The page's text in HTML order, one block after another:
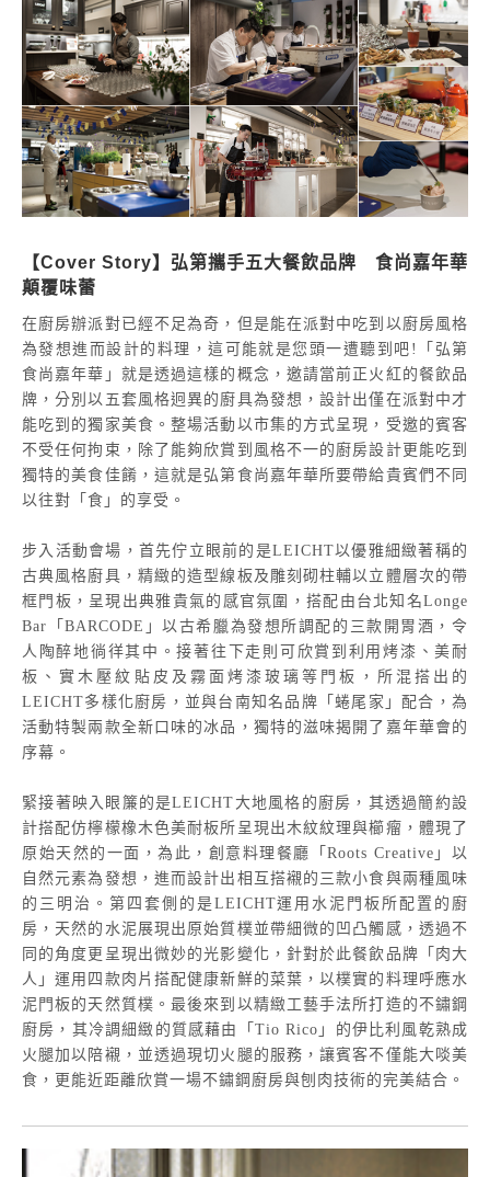
【Cover Story】弘第攜手五大餐飲品牌 食尚嘉年華
顛覆味蕾
在廚房辦派對已經不足為奇，但是能在派對中吃到以廚房風格
為發想進而設計的料理，這可能就是您頭一遭聽到吧!「弘第
食尚嘉年華」就是透過這樣的概念，邀請當前正火紅的餐飲品
牌，分別以五套風格迥異的廚具為發想，設計出僅在派對中才
能吃到的獨家美食。整場活動以市集的方式呈現，受邀的賓客
不受任何拘束，除了能夠欣賞到風格不一的廚房設計更能吃到
獨特的美食佳餚，這就是弘第食尚嘉年華所要帶給貴賓們不同
以往對「食」的享受。
步入活動會場，首先佇立眼前的是LEICHT以優雅細緻著稱的
古典風格廚具，精緻的造型線板及雕刻砌柱輔以立體層次的帶
框門板，呈現出典雅貴氣的感官氛圍，搭配由台北知名Longe
Bar「BARCODE」以古希臘為發想所調配的三款開胃酒，令
人陶醉地徜徉其中。接著往下走則可欣賞到利用烤漆、美耐
板、實木壓紋貼皮及霧面烤漆玻璃等門板，所混搭出的
LEICHT多樣化廚房，並與台南知名品牌「蜷尾家」配合，為
活動特製兩款全新口味的冰品，獨特的滋味揭開了嘉年華會的
序幕。
緊接著映入眼簾的是LEICHT大地風格的廚房，其透過簡約設
計搭配仿檸檬橡木色美耐板所呈現出木紋紋理與櫛瘤，體現了
原始天然的一面，為此，創意料理餐廳「Roots Creative」以
自然元素為發想，進而設計出相互搭襯的三款小食與兩種風味
的三明治。第四套側的是LEICHT運用水泥門板所配置的廚
房，天然的水泥展現出原始質樸並帶細微的凹凸觸感，透過不
同的角度更呈現出微妙的光影變化，針對於此餐飲品牌「肉大
人」運用四款肉片搭配健康新鮮的菜葉，以樸實的料理呼應水
泥門板的天然質樸。最後來到以精緻工藝手法所打造的不鏽鋼
廚房，其冷調細緻的質感藉由「Tio Rico」的伊比利風乾熟成
火腿加以陪襯，並透過現切火腿的服務，讓賓客不僅能大啖美
食，更能近距離欣賞一場不鏽鋼廚房與刨肉技術的完美結合。